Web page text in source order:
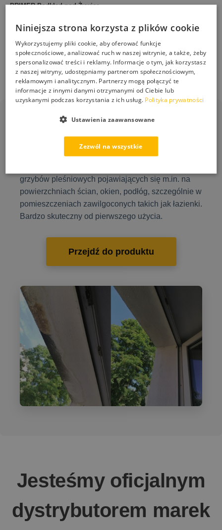
PRIMER Podkład pod Żywicę
ESKIL 5L
Dodaj do koszyka
Stabilizacja Nawierzchni 5L
249,00zł
Dodaj do koszyka
PS-50 Grzyb Stop
grzybów pleśniowych pojawiających się m.in. na
powierzchniach ścian, okien, podłóg, szczególnie w
pomieszczeniach zawilgoconych takich jak łazienki.
Bardzo skuteczny od pierwszego użycia.
Przejdź do produktu
Jesteśmy oficjalnym
dystrybutorem marek
Niniejsza strona korzysta z plików cookie
Wykorzystujemy pliki cookie, aby oferować funkcje
społecznościowe, analizować ruch w naszej witrynie, a także, żeby
spersonalizować treści i reklamy. Informacje o tym, jak korzystasz
z naszej witryny, udostępniamy partnerom społecznościowym,
reklamowym i analitycznym. Partnerzy mogą połączyć te
informacje z innymi danymi otrzymanymi od Ciebie lub
uzyskanymi podczas korzystania z ich usług. Polityka prywatności
Zezwól na wszystkie
Ustawienia zaawansowane